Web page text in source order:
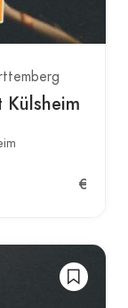
Külsheim
€